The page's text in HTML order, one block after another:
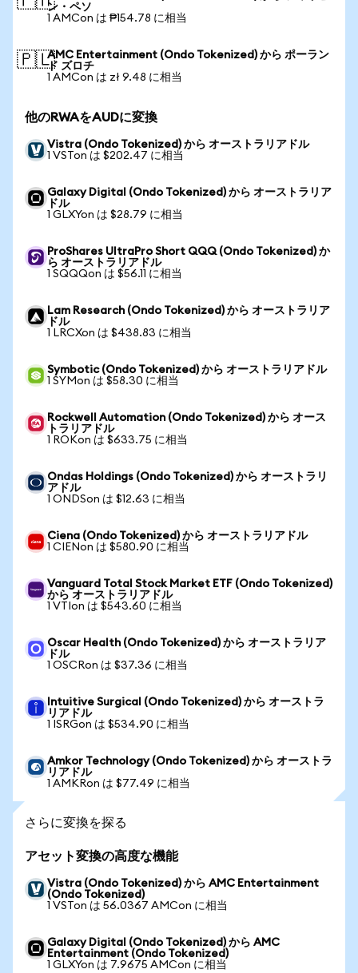
ン・ペソ
1 AMCon は ₱154.78 に相当
🇵🇱AMC Entertainment (Ondo Tokenized) から ポーラン
ド ズロチ
1 AMCon は zł 9.48 に相当
他のRWAをAUDに変換
Vistra (Ondo Tokenized) から オーストラリアドル
1 VSTon は $202.47 に相当
Galaxy Digital (Ondo Tokenized) から オーストラリア
ドル
1 GLXYon は $28.79 に相当
ProShares UltraPro Short QQQ (Ondo Tokenized) か
ら オーストラリアドル
1 SQQQon は $56.11 に相当
Lam Research (Ondo Tokenized) から オーストラリア
ドル
1 LRCXon は $438.83 に相当
Symbotic (Ondo Tokenized) から オーストラリアドル
1 SYMon は $58.30 に相当
Rockwell Automation (Ondo Tokenized) から オース
トラリアドル
1 ROKon は $633.75 に相当
Ondas Holdings (Ondo Tokenized) から オーストラリ
アドル
1 ONDSon は $12.63 に相当
Ciena (Ondo Tokenized) から オーストラリアドル
1 CIENon は $580.90 に相当
Vanguard Total Stock Market ETF (Ondo Tokenized)
から オーストラリアドル
1 VTIon は $543.60 に相当
Oscar Health (Ondo Tokenized) から オーストラリア
ドル
1 OSCRon は $37.36 に相当
Intuitive Surgical (Ondo Tokenized) から オーストラ
リアドル
1 ISRGon は $534.90 に相当
Amkor Technology (Ondo Tokenized) から オーストラ
リアドル
1 AMKRon は $77.49 に相当
さらに変換を探る
アセット変換の高度な機能
Vistra (Ondo Tokenized) から AMC Entertainment
(Ondo Tokenized)
1 VSTon は 56.0367 AMCon に相当
Galaxy Digital (Ondo Tokenized) から AMC
Entertainment (Ondo Tokenized)
1 GLXYon は 7.9675 AMCon に相当